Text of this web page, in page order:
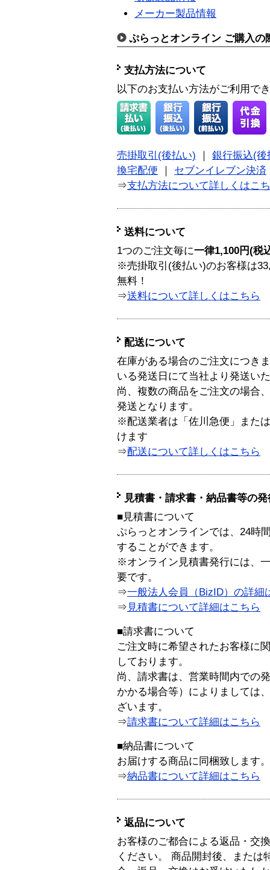
メーカー製品情報
ぷらっとオンライン ご購入の
支払方法について
以下のお支払い方法がご利用で
売掛取引(後払い)
銀行振込(後
換宅配便
セブンイレブン決済
⇒支払方法について詳しくはこ
送料について
1つのご注文毎に一律1,100円(税
※売掛取引(後払い)のお客様は
無料！
⇒送料について詳しくはこちら
配送について
在庫がある場合のご注文につき
いる発送日にて当社より発送い
尚、複数の商品をご注文の場合
発送となります。
※配送業者は「佐川急便」また
けます
⇒配送について詳しくはこちら
見積書・請求書・納品書等の
■見積書について
ぷらっとオンラインでは、24時
することができます。
※オンライン見積書発行には、
要です。
⇒一般法人会員（BizID）の詳細
⇒ 見積書について詳細はこちら
■請求書について
ご注文時に希望されたお客様に
しております。
尚、請求書は、営業時間内での
かかる場合等）によりましては
ざいます。
⇒請求書について詳細はこちら
■納品書について
お届けする商品に同梱致します。
⇒納品書について詳細はこちら
返品について
お客様のご都合による返品・交
ください。 商品開封後、または